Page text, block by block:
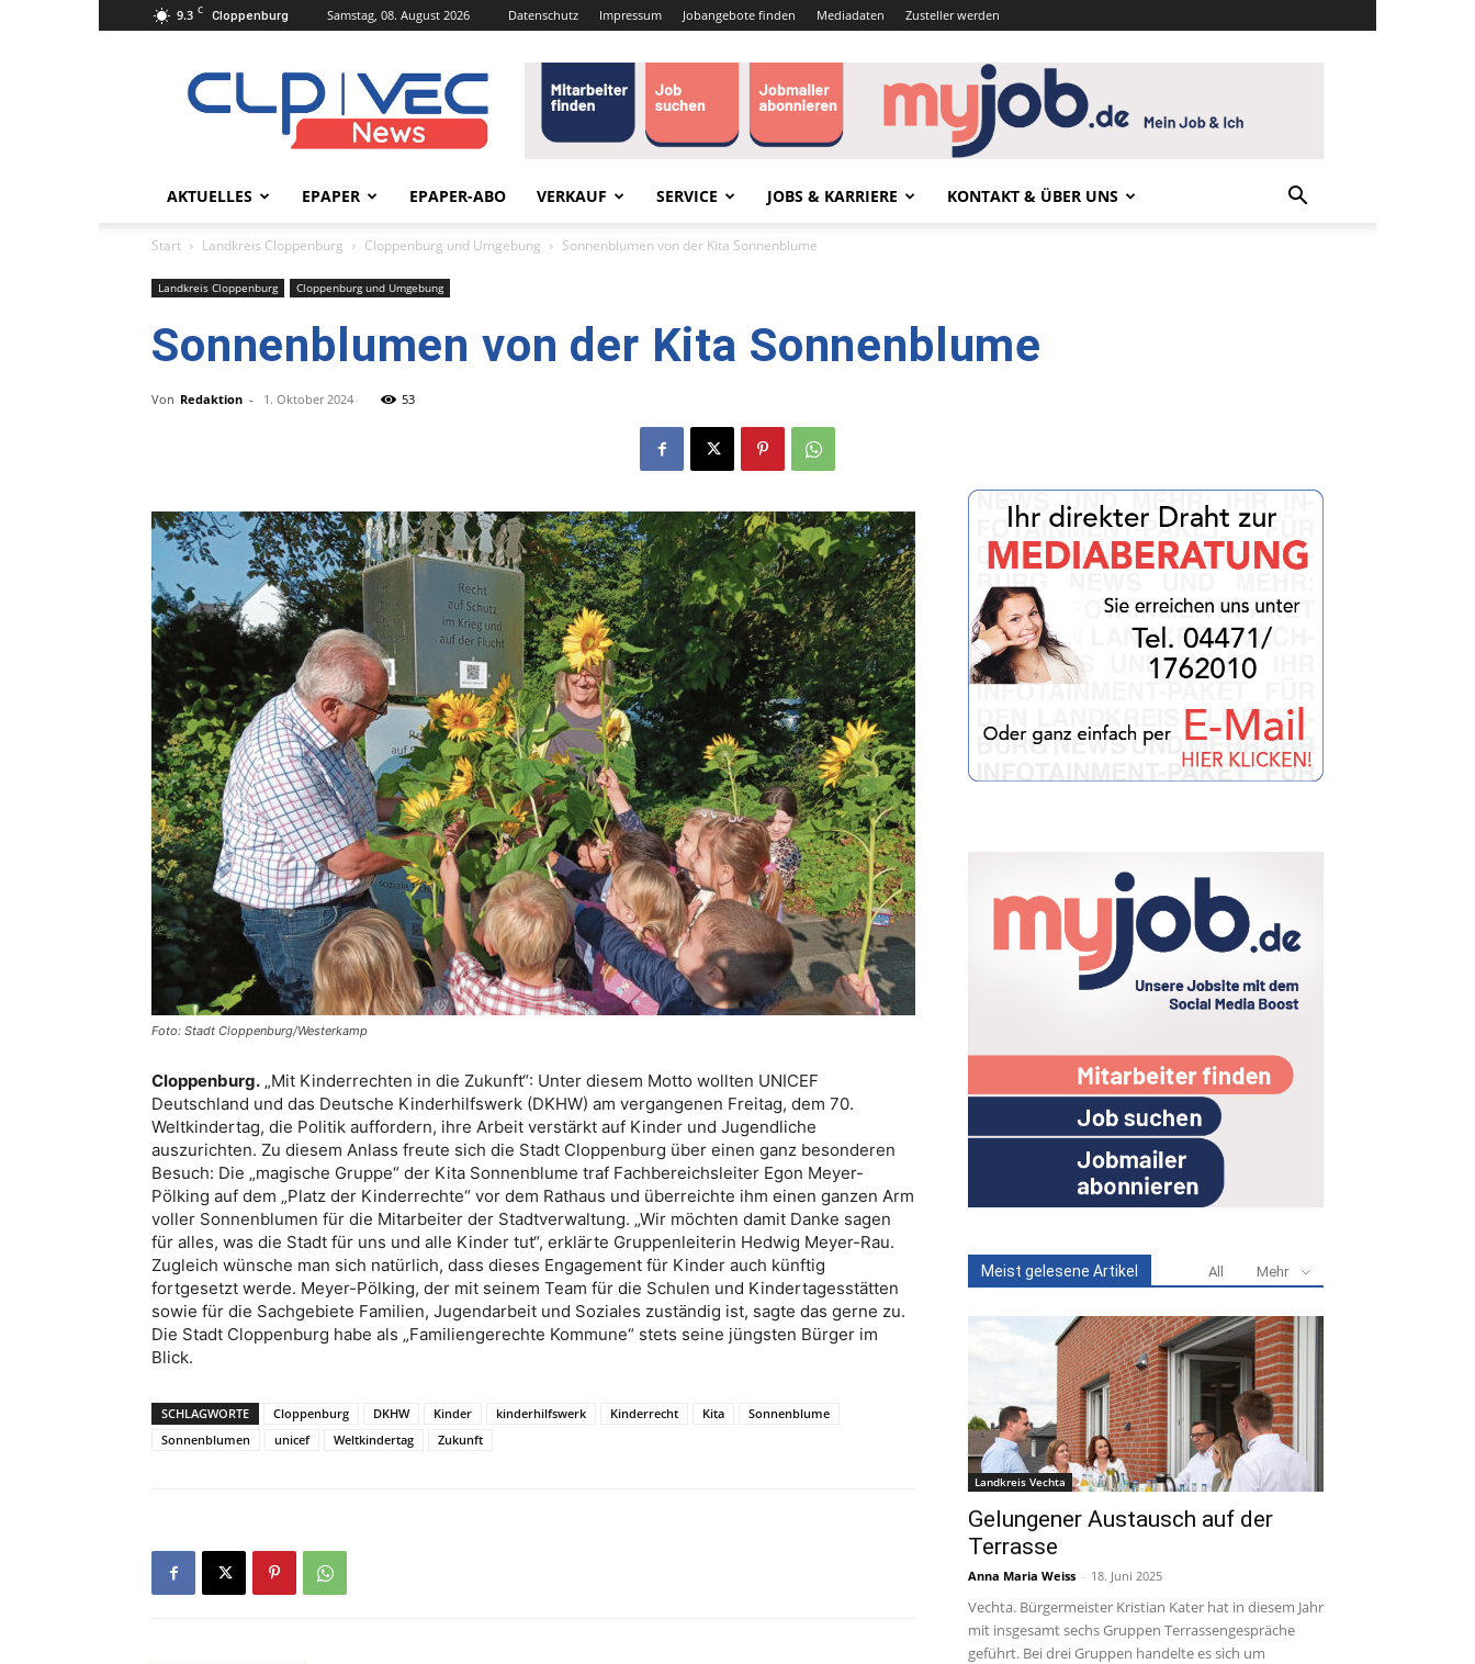
9.3 C Cloppenburg Samstag, 08. August 2026 Datenschutz Impressum Jobangebote finden Mediadaten Zusteller werden
clpvecnews.de
AKTUELLES EPAPER EPAPER-ABO VERKAUF SERVICE JOBS & KARRIERE KONTAKT & ÜBER UNS
Start Landkreis Cloppenburg Cloppenburg und Umgebung Sonnenblumen von der Kita Sonnenblume
Landkreis Cloppenburg Cloppenburg und Umgebung
Sonnenblumen von der Kita Sonnenblume
Von Redaktion - 1. Oktober 2024 53
Foto: Stadt Cloppenburg/Westerkamp
Cloppenburg. „Mit Kinderrechten in die Zukunft“: Unter diesem Motto wollten UNICEF
Deutschland und das Deutsche Kinderhilfswerk (DKHW) am vergangenen Freitag, dem 70.
Weltkindertag, die Politik auffordern, ihre Arbeit verstärkt auf Kinder und Jugendliche
auszurichten. Zu diesem Anlass freute sich die Stadt Cloppenburg über einen ganz besonderen
Besuch: Die „magische Gruppe“ der Kita Sonnenblume traf Fachbereichsleiter Egon Meyer-
Pölking auf dem „Platz der Kinderrechte“ vor dem Rathaus und überreichte ihm einen ganzen Arm
voller Sonnenblumen für die Mitarbeiter der Stadtverwaltung. „Wir möchten damit Danke sagen
für alles, was die Stadt für uns und alle Kinder tut“, erklärte Gruppenleiterin Hedwig Meyer-Rau.
Zugleich wünsche man sich natürlich, dass dieses Engagement für Kinder auch künftig
fortgesetzt werde. Meyer-Pölking, der mit seinem Team für die Schulen und Kindertagesstätten
sowie für die Sachgebiete Familien, Jugendarbeit und Soziales zuständig ist, sagte das gerne zu.
Die Stadt Cloppenburg habe als „Familiengerechte Kommune“ stets seine jüngsten Bürger im
Blick.
SCHLAGWORTE Cloppenburg DKHW Kinder kinderhilfswerk Kinderrecht Kita
Sonnenblume
Sonnenblumen
unicef Weltkindertag Zukunft
Meist gelesene Artikel All Mehr
Landkreis Vechta
Gelungener Austausch auf der
Terrasse
Anna Maria Weiss - 18. Juni 2025
Vechta. Bürgermeister Kristian Kater hat in diesem Jahr
mit insgesamt sechs Gruppen Terrassengespräche
geführt. Bei drei Gruppen handelte es sich um